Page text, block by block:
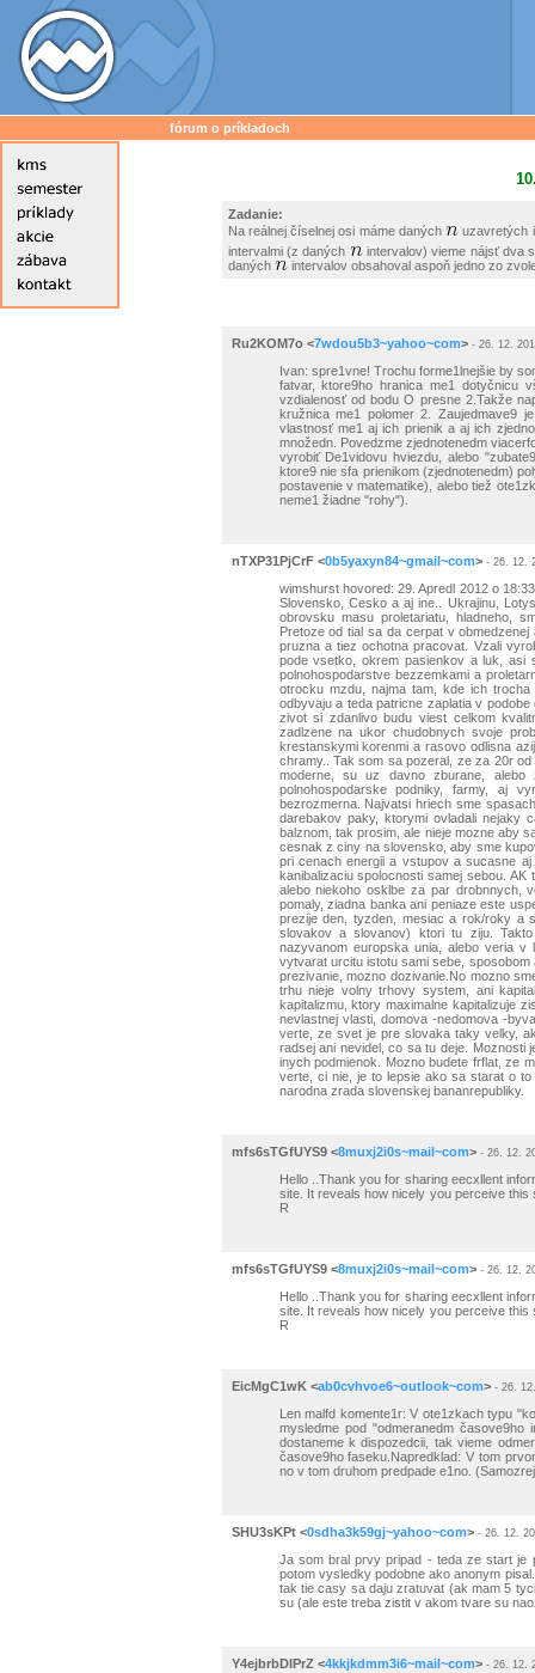
fórum o príkladoch
Zadanie:
Na reálnej číselnej osi máme daných
uzavretých
intervalmi (z daných
intervalov) vieme nájsť dva
daných
intervalov obsahoval aspoň jedno zo
Ru2KOM7o<7wdou5b3~yahoo~com>- 26. 12.
Ivan: spre1vne! Trochu forme1lnejšie by
fatvar, ktore9ho hranica me1 dotyčnicu
vzdialenosť od bodu O presne 2.Takže
kružnica me1 polomer 2. Zaujedmave9
vlastnosť me1 aj ich prienik a aj ich
množedn. Povedzme zjednotenedm
vyrobiť De1vidovu hviezdu, alebo
ktore9 nie sfa prienikom (zjednotenedm)
postavenie v matematike), alebo tiež
neme1 žiadne "rohy").
nTXP31PjCrF<0b5yaxyn84~gmail~com>- 26. 12.
wimshurst hovored: 29. Apredl 2012 o
Slovensko, Cesko a aj ine.. Ukrajinu,
obrovsku masu proletariatu, hladneho,
Pretoze od tial sa da cerpat v
pruzna a tiez ochotna pracovat. Vzali
pode vsetko, okrem pasienkov a luk, asi
polnohospodarstve bezzemkami a
otrocku mzdu, najma tam, kde ich
odbyvaju a teda patricne zaplatia v
zivot si zdanlivo budu viest celkom
zadlzene na ukor chudobnych svoje
krestanskymi korenmi a rasovo odlisna
chramy.. Tak som sa pozeral, ze za 20r
moderne, su uz davno zburane, alebo
polnohospodarske podniky, farmy, aj
bezrozmerna. Najvatsi hriech sme
darebakov paky, ktorymi ovladali nejaky
balznom, tak prosim, ale nieje mozne aby
cesnak z ciny na slovensko, aby sme
pri cenach energii a vstupov a sucasne
kanibalizaciu spolocnosti samej sebou.
alebo niekoho osklbe za par drobnnych,
pomaly, ziadna banka ani peniaze este
prezije den, tyzden, mesiac a rok/roky a
slovakov a slovanov) ktori tu ziju.
nazyvanom europska unia, alebo veria
vytvarat urcitu istotu sami sebe,
prezivanie, mozno dozivanie.No mozno
trhu nieje volny trhovy system, ani
kapitalizmu, ktory maximalne kapitalizuje
nevlastnej vlasti, domova -nedomova -
verte, ze svet je pre slovaka taky velky,
radsej ani nevidel, co sa tu deje.
inych podmienok. Mozno budete frflat, ze
verte, ci nie, je to lepsie ako sa starat o
narodna zrada slovenskej bananrepubliky.
mfs6sTGfUYS9<8muxj2i0s~mail~com>- 26. 12.
Hello ..Thank you for sharing eecxllent
site. It reveals how nicely you perceive
R
mfs6sTGfUYS9<8muxj2i0s~mail~com>- 26. 12.
Hello ..Thank you for sharing eecxllent
site. It reveals how nicely you perceive
R
EicMgC1wK<ab0cvhvoe6~outlook~com>- 26. 12.
Len malfd komente1r: V ote1zkach typu
mysledme pod "odmeranedm
dostaneme k dispozedcii, tak vieme
časove9ho faseku.Napredklad: V tom
no v tom druhom predpade e1no.
SHU3sKPt<0sdha3k59gj~yahoo~com>- 26. 12.
Ja som bral prvy pripad - teda ze start je
potom vysledky podobne ako anonym
tak tie casy sa daju zratuvat (ak mam 5
su (ale este treba zistit v akom tvare su
Y4ejbrbDIPrZ<4kkjkdmm3i6~mail~com>- 26. 12.